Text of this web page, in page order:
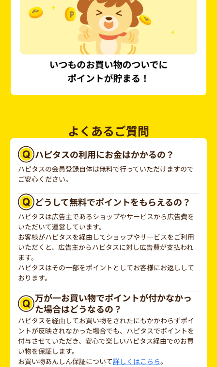
よくあるご質問
ハピタスの利用にお金はかかるの？
ハピタスの会員登録自体は無料で行っていただけますので
ご安心ください。
どうして無料でポイントをもらえるの？
ハピタスは広告主であるショップやサービスから広告費を
いただいて運営しています。
お客様がハピタスを経由してショップやサービスをご利用
いただくと、広告主からハピタスに対し広告費が支払われ
ます。
ハピタスはその一部をポイントとしてお客様にお返しして
おります。
万が一お買い物でポイントが付かなかっ
た場合はどうなるの？
ハピタスを経由してお買い物をされたにもかかわらずポイ
ントが反映されなかった場合でも、ハピタスでポイントを
付与させていただき、安心で楽しいハピタス経由でのお買
い物を保証します。
お買い物あんしん保証について詳しくはこちら。